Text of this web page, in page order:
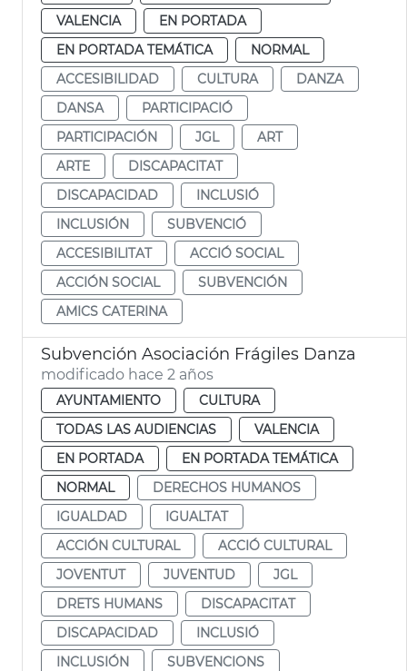
VALENCIA
EN PORTADA
EN PORTADA TEMÁTICA
NORMAL
ACCESIBILIDAD
CULTURA
DANZA
DANSA
PARTICIPACIÓ
PARTICIPACIÓN
JGL
ART
ARTE
DISCAPACITAT
DISCAPACIDAD
INCLUSIÓ
INCLUSIÓN
SUBVENCIÓ
ACCESIBILITAT
ACCIÓ SOCIAL
ACCIÓN SOCIAL
SUBVENCIÓN
AMICS CATERINA
Subvención Asociación Frágiles Danza
modificado hace 2 años
AYUNTAMIENTO
CULTURA
TODAS LAS AUDIENCIAS
VALENCIA
EN PORTADA
EN PORTADA TEMÁTICA
NORMAL
DERECHOS HUMANOS
IGUALDAD
IGUALTAT
ACCIÓN CULTURAL
ACCIÓ CULTURAL
JOVENTUT
JUVENTUD
JGL
DRETS HUMANS
DISCAPACITAT
DISCAPACIDAD
INCLUSIÓ
INCLUSIÓN
SUBVENCIONS